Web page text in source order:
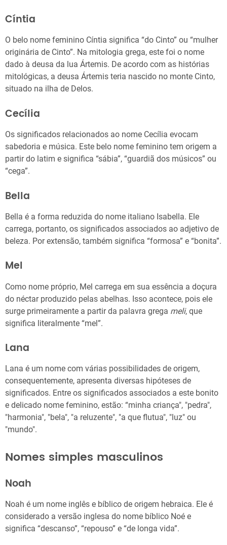
Cíntia
O belo nome feminino Cíntia significa “do Cinto” ou “mulher
originária de Cinto”. Na mitologia grega, este foi o nome
dado à deusa da lua Ártemis. De acordo com as histórias
mitológicas, a deusa Ártemis teria nascido no monte Cinto,
situado na ilha de Delos.
Cecília
Os significados relacionados ao nome Cecília evocam
sabedoria e música. Este belo nome feminino tem origem a
partir do latim e significa “sábia”, “guardiã dos músicos” ou
“cega”.
Bella
Bella é a forma reduzida do nome italiano Isabella. Ele
carrega, portanto, os significados associados ao adjetivo de
beleza. Por extensão, também significa “formosa” e “bonita”.
Mel
Como nome próprio, Mel carrega em sua essência a doçura
do néctar produzido pelas abelhas. Isso acontece, pois ele
surge primeiramente a partir da palavra grega meli, que
significa literalmente “mel”.
Lana
Lana é um nome com várias possibilidades de origem,
consequentemente, apresenta diversas hipóteses de
significados. Entre os significados associados a este bonito
e delicado nome feminino, estão: “minha criança", "pedra",
"harmonia", "bela", "a reluzente", "a que flutua", "luz" ou
"mundo".
Nomes simples masculinos
Noah
Noah é um nome inglês e bíblico de origem hebraica. Ele é
considerado a versão inglesa do nome bíblico Noé e
significa “descanso”, “repouso” e “de longa vida”.